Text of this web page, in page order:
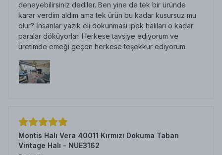
deneyebilirsiniz dediler. Ben yine de tek bir üründe
karar verdim aldım ama tek ürün bu kadar kusursuz mu
olur? İnsanlar yazık eli dokunması ipek halıları o kadar
paralar döküyorlar. Herkese tavsiye ediyorum ve
üretimde emeği geçen herkese teşekkür ediyorum.
Montis Halı Vera 40011 Kırmızı Dokuma Taban
Vintage Halı - NUE3162